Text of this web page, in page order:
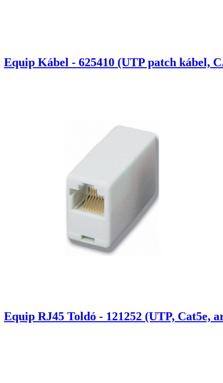
Equip Kábel - 625410 (UTP patch kábel,
Equip RJ45 Toldó - 121252 (UTP, Cat5e,